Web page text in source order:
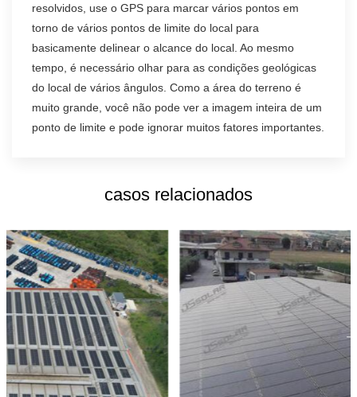
resolvidos, use o GPS para marcar vários pontos em
torno de vários pontos de limite do local para
basicamente delinear o alcance do local. Ao mesmo
tempo, é necessário olhar para as condições geológicas
do local de vários ângulos. Como a área do terreno é
muito grande, você não pode ver a imagem inteira de um
ponto de limite e pode ignorar muitos fatores importantes.
casos relacionados